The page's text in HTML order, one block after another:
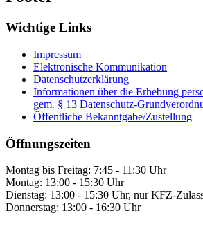
Wichtige Links
Impressum
Elektronische Kommunikation
Datenschutzerklärung
Informationen über die Erhebung
gem. § 13 Datenschutz-
Öffentliche Bekanntgabe/Zustellung
Öffnungszeiten
Montag bis Freitag: 7:45 - 11:30 Uhr
Montag: 13:00 - 15:30 Uhr
Dienstag: 13:00 - 15:30 Uhr, nur KFZ-
Donnerstag: 13:00 - 16:30 Uhr